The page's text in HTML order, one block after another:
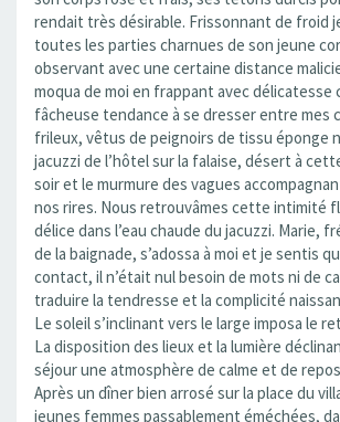
rendait très désirable. Frissonnant de froid
toutes les parties charnues de son jeune
observant avec une certaine distance
moqua de moi en frappant avec délicatesse
fâcheuse tendance à se dresser entre mes
frileux, vêtus de peignoirs de tissu éponge
jacuzzi de l’hôtel sur la falaise, désert à
soir et le murmure des vagues
nos rires. Nous retrouvâmes cette intimité
délice dans l’eau chaude du jacuzzi. Marie,
de la baignade, s’adossa à moi et je sentis
contact, il n’était nul besoin de mots ni de
traduire la tendresse et la complicité
Le soleil s’inclinant vers le large imposa le
La disposition des lieux et la lumière
séjour une atmosphère de calme et de
Après un dîner bien arrosé sur la place du
jeunes femmes passablement éméchées,